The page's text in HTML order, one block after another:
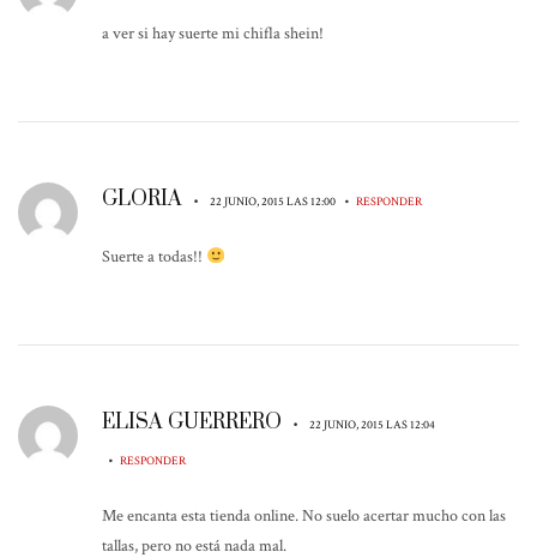
a ver si hay suerte mi chifla shein!
GLORIA • 22 JUNIO, 2015 LAS 12:00 • RESPONDER
Suerte a todas!!
ELISA GUERRERO • 22 JUNIO, 2015 LAS 12:04
• RESPONDER
Me encanta esta tienda online. No suelo acertar mucho con las
tallas, pero no está nada mal.